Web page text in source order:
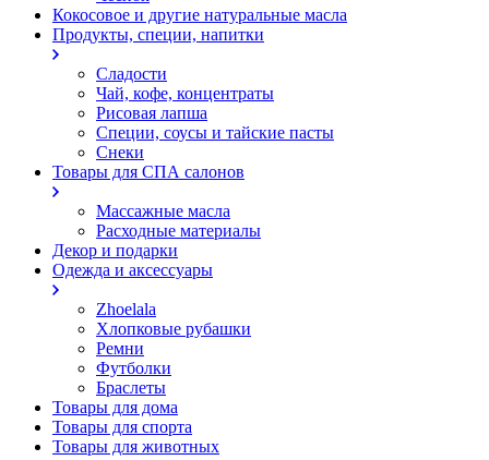
Кокосовое и другие натуральные масла
Продукты, специи, напитки
Сладости
Чай, кофе, концентраты
Рисовая лапша
Специи, соусы и тайские пасты
Снеки
Товары для СПА салонов
Массажные масла
Расходные материалы
Декор и подарки
Одежда и аксессуары
Zhoelala
Хлопковые рубашки
Ремни
Футболки
Браслеты
Товары для дома
Товары для спорта
Товары для животных